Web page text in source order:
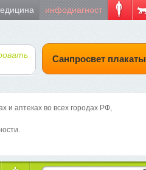
инфодиагност
Санпросвет плакаты
и аптеках во всех городах РФ,